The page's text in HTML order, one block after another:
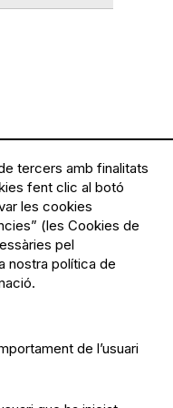
tercers amb finalitats
fent clic al botó
les cookies
(les Cookies de
pel
nostra política de
de l’usuari